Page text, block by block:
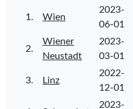
1. Wien
2023-
06-01
2.
Wiener
Neustadt
2023-
03-01
3. Linz
2022-
12-01
2023-